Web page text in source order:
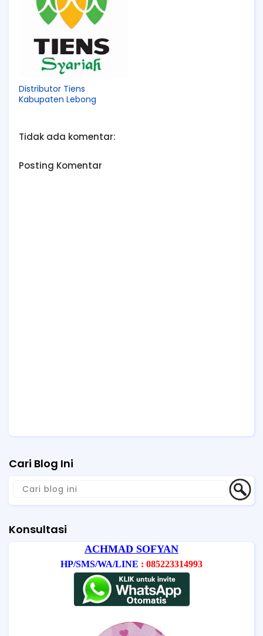
Distributor Tiens
Kabupaten Lebong
Tidak ada komentar:
Posting Komentar
Cari Blog Ini
Konsultasi
ACHMAD SOFYAN
HP/SMS/WA/LINE : 085223314993